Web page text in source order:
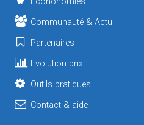
Communauté & Actu
Partenaires
Evolution prix
Outils pratiques
Contact & aide